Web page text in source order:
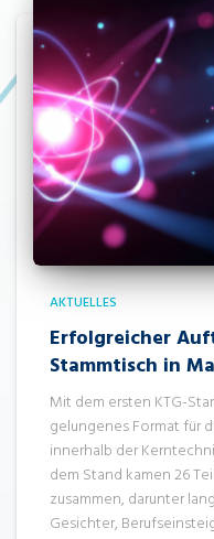
AKTUELLES
Erfolgreicher
Stammtisch in
Mit dem ersten KTG-
gelungenes Format für
innerhalb der
dem Stand kamen 26
zusammen, darunter
Gesichter,